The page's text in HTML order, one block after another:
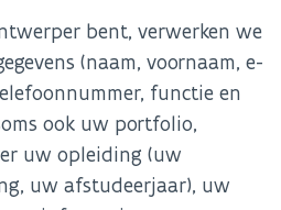
bent, verwerken we
(naam, voornaam, e-
functie en
ook uw portfolio,
uw opleiding (uw
uw afstudeerjaar), uw